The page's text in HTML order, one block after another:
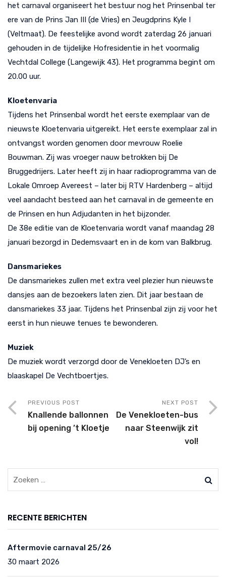
het carnaval organiseert het bestuur nog het Prinsenbal ter
ere van de Prins Jan III (de Vries) en Jeugdprins Kyle I
(Veltmaat). De feestelijke avond wordt zaterdag 26 januari
gehouden in de tijdelijke Hofresidentie in het voormalig
Vechtdal College (Langewijk 43). Het programma begint om
20.00 uur.
Kloetenvaria
Tijdens het Prinsenbal wordt het eerste exemplaar van de
nieuwste Kloetenvaria uitgereikt. Het eerste exemplaar zal in
ontvangst worden genomen door mevrouw Roelie
Bouwman. Zij was vroeger nauw betrokken bij De
Bruggedrijers. Later heeft zij in haar radioprogramma van de
Lokale Omroep Avereest – later bij RTV Hardenberg – altijd
veel aandacht besteed aan het carnaval in de gemeente en
de Prinsen en hun Adjudanten in het bijzonder.
De 38e editie van de Kloetenvaria wordt vanaf maandag 28
januari bezorgd in Dedemsvaart en in de kom van Balkbrug.
Dansmariekes
De dansmariekes zullen met extra veel plezier hun nieuwste
dansjes aan de bezoekers laten zien. Dit jaar bestaan de
dansmariekes 33 jaar. Tijdens het Prinsenbal zijn zij voor het
eerst in hun nieuwe tenues te bewonderen.
Muziek
De muziek wordt verzorgd door de Venekloeten DJ’s en
blaaskapel De Vechtboertjes.
PREVIOUS POST
Knallende ballonnen
bij opening ’t Kloetje
NEXT POST
De Venekloeten-bus
naar Steenwijk zit
vol!
RECENTE BERICHTEN
Aftermovie carnaval 25/26
30 maart 2026